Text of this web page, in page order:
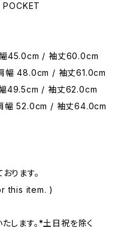
POCKET
45.0cm / 袖丈60.0cm
48.0cm / 袖丈61.0cm
49.5cm / 袖丈62.0cm
幅 52.0cm / 袖丈64.0cm
ります。
this item. )
します。*土日祝を除く